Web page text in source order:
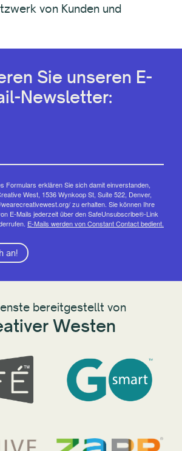
von Kunden und
Sie unseren E-
Newsletter:
Formulars erklären Sie sich damit einverstanden,
West, 1536 Wynkoop St, Suite 522, Denver,
zu erhalten. Sie können Ihre
E-Mails jederzeit über den SafeUnsubscribe®-Link
E-Mails werden von Constant Contact bedient.
an!
bereitgestellt von
Westen